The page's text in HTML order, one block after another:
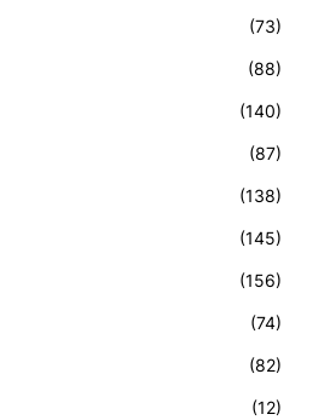
(73)
(88)
(140)
(87)
(138)
(145)
(156)
(74)
(82)
(12)